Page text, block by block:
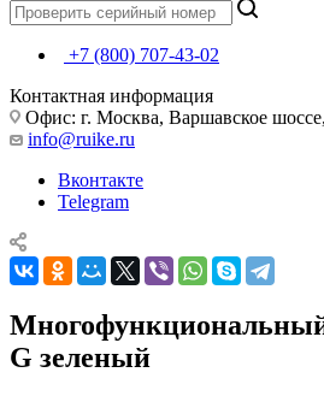
+7 (800) 707-43-02
Контактная информация
Офис: г. Москва, Варшавское
info@ruike.ru
Вконтакте
Telegram
G зеленый